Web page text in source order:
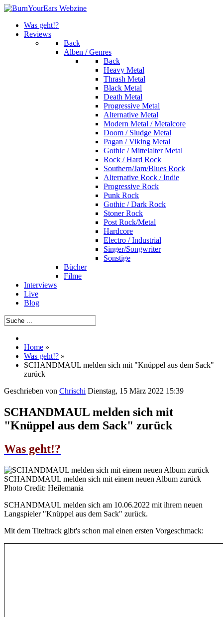
Was geht!?
Reviews
Back
Alben / Genres
Back
Heavy Metal
Thrash Metal
Black Metal
Death Metal
Progressive Metal
Alternative Metal
Modern Metal / Metalcore
Doom / Sludge Metal
Pagan / Viking Metal
Gothic / Mittelalter Metal
Rock / Hard Rock
Southern/Jam/Blues Rock
Alternative Rock / Indie
Progressive Rock
Punk Rock
Gothic / Dark Rock
Stoner Rock
Post Rock/Metal
Hardcore
Electro / Industrial
Singer/Songwriter
Sonstige
Bücher
Filme
Interviews
Live
Blog
Home »
Was geht!? »
SCHANDMAUL melden sich mit "Knüppel aus dem Sack"
zurück
Geschrieben von Chrischi Dienstag, 15 März 2022 15:39
SCHANDMAUL melden sich mit
"Knüppel aus dem Sack" zurück
Was geht!?
SCHANDMAUL melden sich mit einem neuen Album zurück
Photo Credit: Heilemania
SCHANDMAUL melden sich am 10.06.2022 mit ihrem neuen
Langspieler "Knüppel aus dem Sack" zurück.
Mit dem Titeltrack gibt's schon mal einen ersten Vorgeschmack: